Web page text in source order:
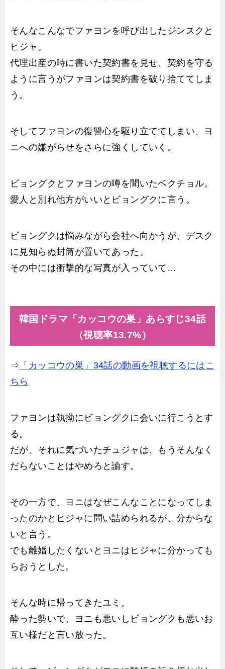
そんなこんなでファヨンを呼び出したジンスクと
ヒジャ。
代理出産の時に書いた契約書を見せ、契約を守る
ように言うがファヨンは契約書を破り捨ててしま
う。
そしてファヨンの復讐心を駆り立ててしまい、ヨ
ニへの嫌がらせをさらに強くしていく。
ビョングクとファヨンの噂を聞いたベクチョル。
愛人と別れ他方がいいとビョングクに言う。
ビョングクは悩みながら会社へ向かうが、デスク
に見知らぬ封筒が置いてあった。
その中には衝撃的な写真が入っていて…
韓国ドラマ「カッコウの巣」あらすじ34話
（視聴率13.7%）
⇒ 「カッコウの巣」34話の動画を視聴するにはこ
ちら
ファヨンは執拗にビョングクに会いに行こうとす
る。
だが、それに気づいたチュジャは、もうそんなく
だらないことはやめろと諭す。
その一方で、ヨニはなぜこんなことになってしま
ったのかとヒジャに問い詰められるが、分からな
いと言う。
でも離婚したくないとヨニはヒジャに分かっても
らおうとした。
そんな時に帰ってきたユミ。
酔った勢いで、ヨニも悪いしビョングクも悪いお
互い様だと言い放った。